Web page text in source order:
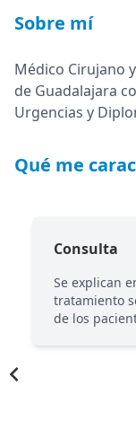
Sobre mí
Médico Cirujano
de Guadalajara
Urgencias y
Qué me
Consulta
Se explican
tratamiento
de los